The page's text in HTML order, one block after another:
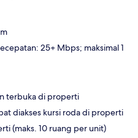
25+ Mbps; maksimal 1
terbuka di properti
diakses kursi roda di properti
(maks. 10 ruang per unit)